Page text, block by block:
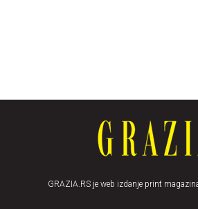
GRAZIA.RS je web izdanje print